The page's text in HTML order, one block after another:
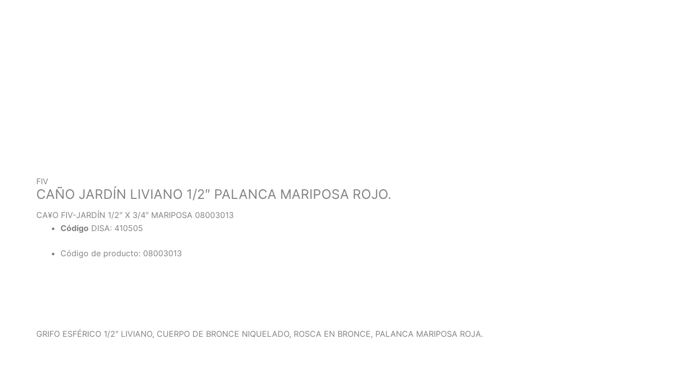
FIV
CAÑO JARDÍN LIVIANO 1/2″ PALANCA MARIPOSA ROJO.
CA¥O FIV-JARDÍN 1/2″ X 3/4″ MARIPOSA 08003013
Código DISA: 410505
Código de producto: 08003013
GRIFO ESFÉRICO 1/2″ LIVIANO, CUERPO DE BRONCE NIQUELADO, ROSCA EN BRONCE, PALANCA MARIPOSA ROJA.